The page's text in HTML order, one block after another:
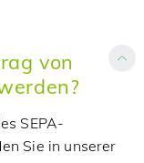
von
SEPA-
Sie in unserer